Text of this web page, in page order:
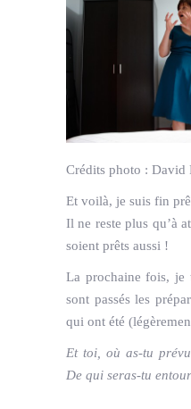
Crédits photo : David
Et voilà, je suis fin
Il ne reste plus qu’à
soient prêts aussi !
La prochaine fois, je
sont passés les
qui ont été
Et toi, où as-tu
De qui seras-tu